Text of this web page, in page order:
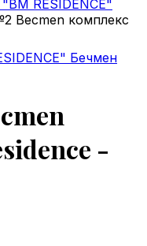
RESIDENCE"
Becmen комплекс
Бечмен
-